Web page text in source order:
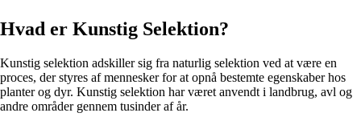
Hvad er Kunstig Selektion?
Kunstig selektion adskiller sig fra naturlig selektion ved at være en
proces, der styres af mennesker for at opnå bestemte egenskaber hos
planter og dyr. Kunstig selektion har været anvendt i landbrug, avl og
andre områder gennem tusinder af år.